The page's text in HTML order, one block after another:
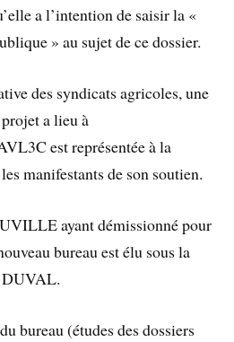
a l’intention de saisir la «
» au sujet de ce dossier.
des syndicats agricoles, une
a lieu à
est représentée à la
manifestants de son soutien.
ayant démissionné pour
bureau est élu sous la
DUVAL.
bureau (études des dossiers